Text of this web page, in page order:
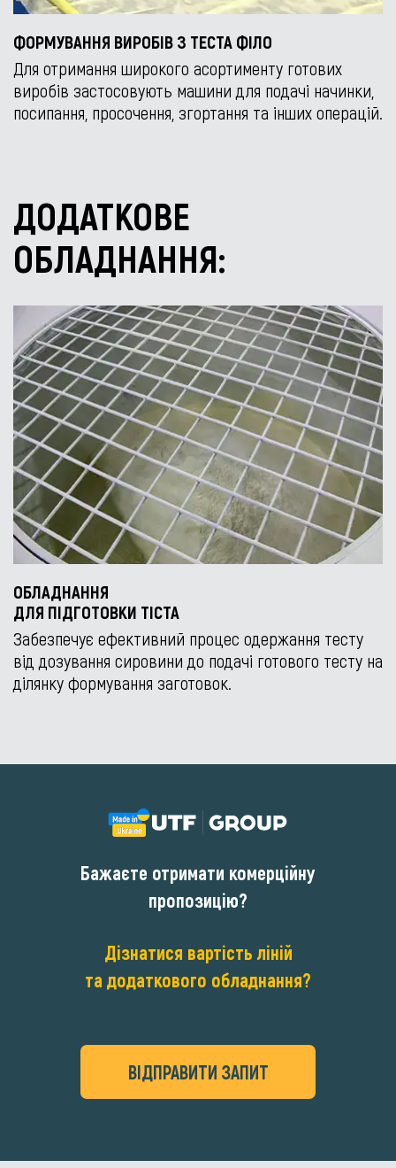
ФОРМУВАННЯ ВИРОБІВ З ТЕСТА ФІЛО
Для отримання широкого асортименту готових
виробів застосовують машини для подачі начинки,
посипання, просочення, згортання та інших операцій.
ДОДАТКОВЕ
ОБЛАДНАННЯ:
ОБЛАДНАННЯ
ДЛЯ ПІДГОТОВКИ ТІСТА
Забезпечує ефективний процес одержання тесту
від дозування сировини до подачі готового тесту на
ділянку формування заготовок.
Бажаєте отримати комерційну
пропозицію?
Дізнатися вартість ліній
та додаткового обладнання?
ВІДПРАВИТИ ЗАПИТ